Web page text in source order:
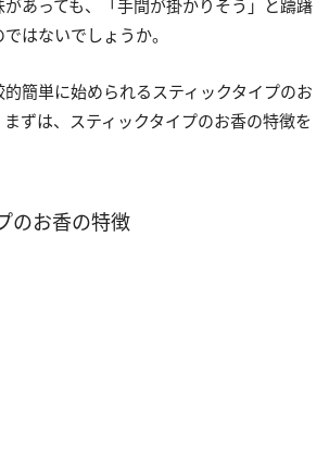
があっても、「手間が掛かりそう」と躊躇
はないでしょうか。
簡単に始められるスティックタイプのお
ずは、スティックタイプのお香の特徴を
のお香の特徴